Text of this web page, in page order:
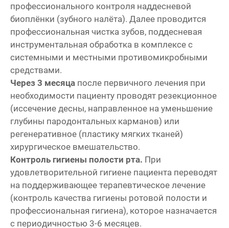
профессионального контроля наддесневой
биоплёнки (зубного налёта). Далее проводится
профессиональная чистка зубов, поддесневая
инструментальная обработка в комплексе с
системными и местными противомикробными
средствами.
Через 3 месяца после первичного лечения при
необходимости пациенту проводят резекционное
(иссечение десны, направленное на уменьшение
глубины пародонтальных карманов) или
регенеративное (пластику мягких тканей)
хирургическое вмешательство.
Контроль гигиены полости рта. При
удовлетворительной гигиене пациента переводят
на поддерживающее терапевтическое лечение
(контроль качества гигиены ротовой полости и
профессиональная гигиена), которое назначается
с периодичностью 3-6 месяцев.